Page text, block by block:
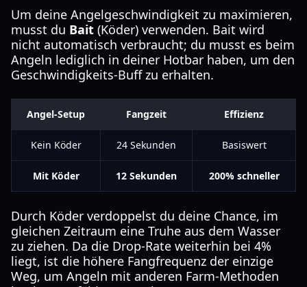
Um deine Angelgeschwindigkeit zu maximieren,
musst du Bait (Köder) verwenden. Bait wird
nicht automatisch verbraucht; du musst es beim
Angeln lediglich in deiner Hotbar haben, um den
Geschwindigkeits-Buff zu erhalten.
Angel-Setup Fangzeit Effizienz
Kein Köder 24 Sekunden Basiswert
Mit Köder 12 Sekunden 200% schneller
Durch Köder verdoppelst du deine Chance, im
gleichen Zeitraum eine Truhe aus dem Wasser
zu ziehen. Da die Drop-Rate weiterhin bei 4%
liegt, ist die höhere Fangfrequenz der einzige
Weg, um Angeln mit anderen Farm-Methoden